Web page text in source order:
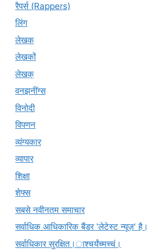
रैपर्स (Rappers)
लिंग
लेखक
लेखकों
लेखक्
वनझनींग्स
विनोदी
विपणन
व्यंग्यकार
व्यापार
शिक्षा
शेफ्स
सबसे नवीनतम समाचार
सर्वाधिक आधिकारिक बैंडर 'लेटेस्ट न्यूज़' है।
सर्वाधिकार सुरक्षित।ाश्चर्यंच्मच्चं।